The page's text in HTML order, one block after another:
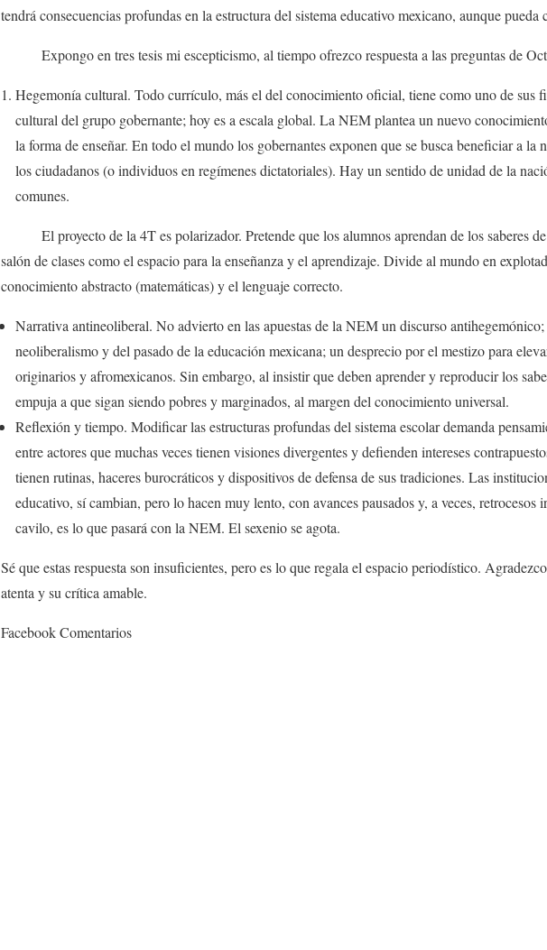
tendrá consecuencias profundas en la estructura del sistema educativo mexicano, aunque pueda
Expongo en tres tesis mi escepticismo, al tiempo ofrezco respuesta a las preguntas de
Hegemonía cultural. Todo currículo, más el del conocimiento oficial, tiene como uno de sus
cultural del grupo gobernante; hoy es a escala global. La NEM plantea un nuevo
la forma de enseñar. En todo el mundo los gobernantes exponen que se busca beneficiar a la
los ciudadanos (o individuos en regímenes dictatoriales). Hay un sentido de unidad de la
comunes.
El proyecto de la 4T es polarizador. Pretende que los alumnos aprendan de los saberes de
salón de clases como el espacio para la enseñanza y el aprendizaje. Divide al mundo en
conocimiento abstracto (matemáticas) y el lenguaje correcto.
Narrativa antineoliberal. No advierto en las apuestas de la NEM un discurso antihegemónico;
neoliberalismo y del pasado de la educación mexicana; un desprecio por el mestizo para
originarios y afromexicanos. Sin embargo, al insistir que deben aprender y reproducir los
empuja a que sigan siendo pobres y marginados, al margen del conocimiento universal.
Reflexión y tiempo. Modificar las estructuras profundas del sistema escolar demanda
entre actores que muchas veces tienen visiones divergentes y defienden intereses
tienen rutinas, haceres burocráticos y dispositivos de defensa de sus tradiciones. Las
educativo, sí cambian, pero lo hacen muy lento, con avances pausados y, a veces, retrocesos
cavilo, es lo que pasará con la NEM. El sexenio se agota.
Sé que estas respuesta son insuficientes, pero es lo que regala el espacio periodístico.
atenta y su crítica amable.
Facebook Comentarios